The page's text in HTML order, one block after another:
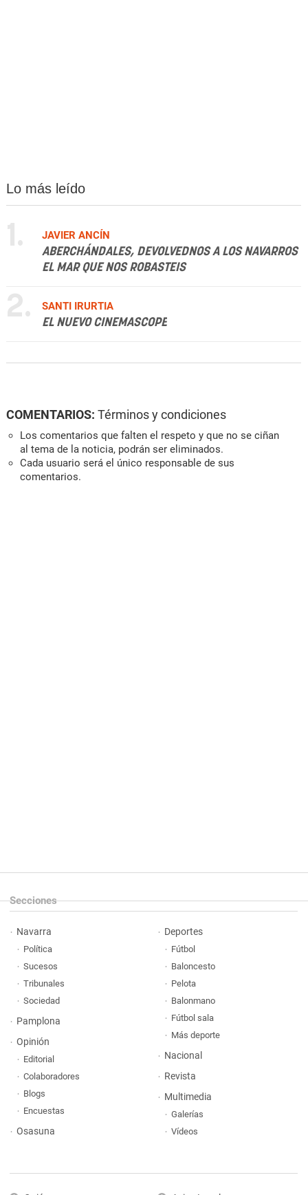
Lo más leído
1.
JAVIER ANCÍN
ABERCHÁNDALES, DEVOLVEDNOS A LOS NAVARROS
EL MAR QUE NOS ROBASTEIS
2.
SANTI IRURTIA
EL NUEVO CINEMASCOPE
COMENTARIOS: Términos y condiciones
Los comentarios que falten el respeto y que no se ciñan
al tema de la noticia, podrán ser eliminados.
Cada usuario será el único responsable de sus
comentarios.
Secciones
Navarra
Política
Sucesos
Tribunales
Sociedad
Pamplona
Opinión
Editorial
Colaboradores
Blogs
Encuestas
Osasuna
Deportes
Fútbol
Baloncesto
Pelota
Balonmano
Fútbol sala
Más deporte
Nacional
Revista
Multimedia
Galerías
Vídeos